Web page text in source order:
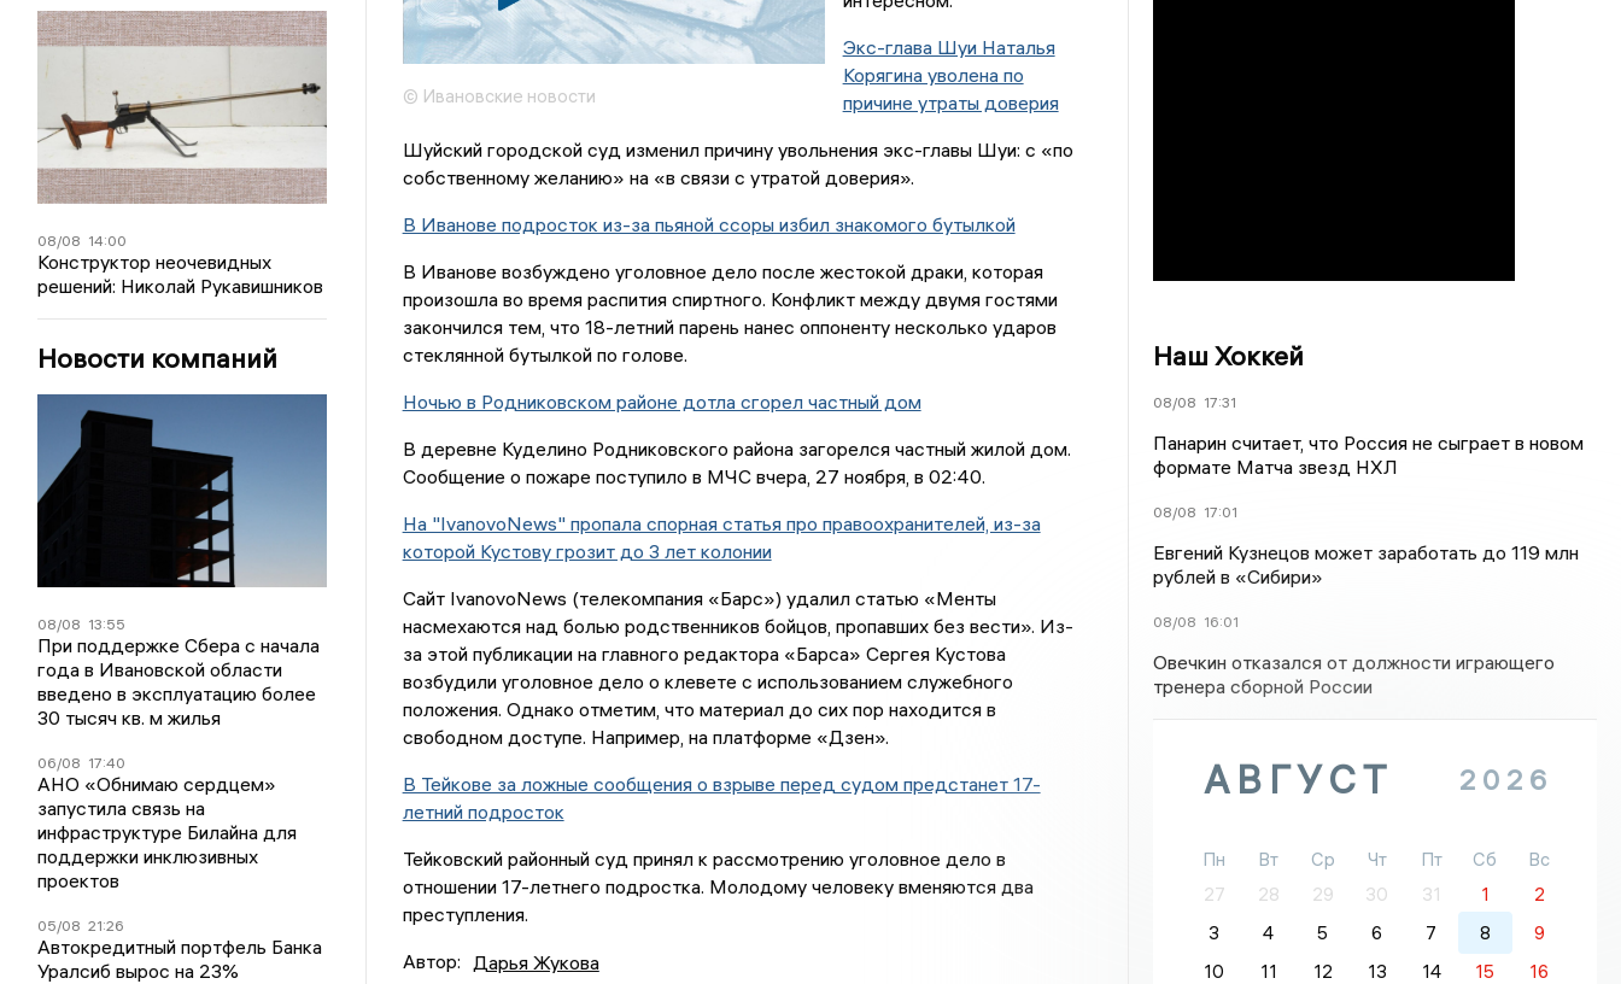
08/08 14:00
Конструктор неочевидных
решений: Николай Рукавишников
Новости компаний
08/08 13:55
При поддержке Сбера с начала
года в Ивановской области
введено в эксплуатацию более
30 тысяч кв. м жилья
06/08 17:40
АНО «Обнимаю сердцем»
запустила связь на
инфраструктуре Билайна для
поддержки инклюзивных
проектов
05/08 21:26
Автокредитный портфель Банка
Уралсиб вырос на 23%
© Ивановские новости
Экс-глава Шуи Наталья
Корягина уволена по
причине утраты доверия
Шуйский городской суд изменил причину увольнения экс-главы Шуи: с «по
собственному желанию» на «в связи с утратой доверия».
В Иванове подросток из-за пьяной ссоры избил знакомого бутылкой
В Иванове возбуждено уголовное дело после жестокой драки, которая
произошла во время распития спиртного. Конфликт между двумя гостями
закончился тем, что 18-летний парень нанес оппоненту несколько ударов
стеклянной бутылкой по голове.
Ночью в Родниковском районе дотла сгорел частный дом
В деревне Куделино Родниковского района загорелся частный жилой дом.
Сообщение о пожаре поступило в МЧС вчера, 27 ноября, в 02:40.
На "IvanovoNews" пропала спорная статья про правоохранителей, из-за
которой Кустову грозит до 3 лет колонии
Сайт IvanovoNews (телекомпания «Барс») удалил статью «Менты
насмехаются над болью родственников бойцов, пропавших без вести». Из-
за этой публикации на главного редактора «Барса» Сергея Кустова
возбудили уголовное дело о клевете с использованием служебного
положения. Однако отметим, что материал до сих пор находится в
свободном доступе. Например, на платформе «Дзен».
В Тейкове за ложные сообщения о взрыве перед судом предстанет 17-
летний подросток
Тейковский районный суд принял к рассмотрению уголовное дело в
отношении 17-летнего подростка. Молодому человеку вменяются два
преступления.
Автор: Дарья Жукова
Наш Хоккей
08/08 17:31
Панарин считает, что Россия не сыграет в новом
формате Матча звезд НХЛ
08/08 17:01
Евгений Кузнецов может заработать до 119 млн
рублей в «Сибири»
08/08 16:01
Овечкин отказался от должности играющего
тренера сборной России
АВГУСТ 2026
Пн Вт Ср Чт Пт Сб
Вс
27
28 29 30 31 1
2
3
4 5 6 7 8
9
10
11 12 13 14 15
16